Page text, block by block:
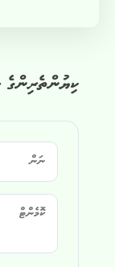
ކިޔުންތެރިންގެ